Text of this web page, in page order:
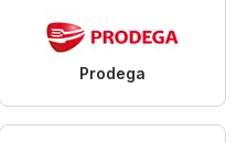
Prodega